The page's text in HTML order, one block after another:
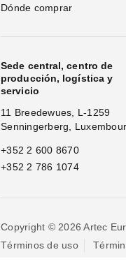
Dónde comprar
Sede central, centro de
producción, logística y
servicio
11 Breedewues, L-1259
Senningerberg,
+352 2 600 8670
+352 2 786 1074
Copyright © 2026 Artec
Términos de uso